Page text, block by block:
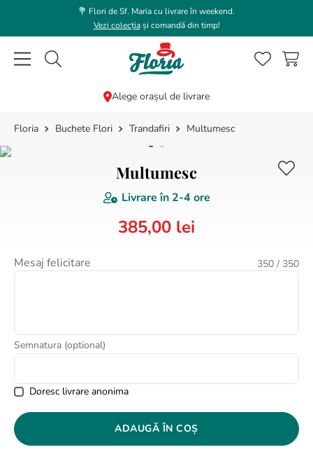
💐 Flori de Sf. Maria cu livrare în weekend.
Vezi colecțiași comandă din timp!
Caută flori, plante, cadouri...
Alege orașul de livrare
Buchete Flori Trandafiri Multumesc
Multumesc
Livrare în 2-4 ore
385,00 lei
Mesaj felicitare 350 / 350
Semnatura (optional)
Doresc livrare anonima
ADAUGĂ ÎN COȘ
CĂUTĂRI POPULARE
6.
buchet trandafiri
9.
crin